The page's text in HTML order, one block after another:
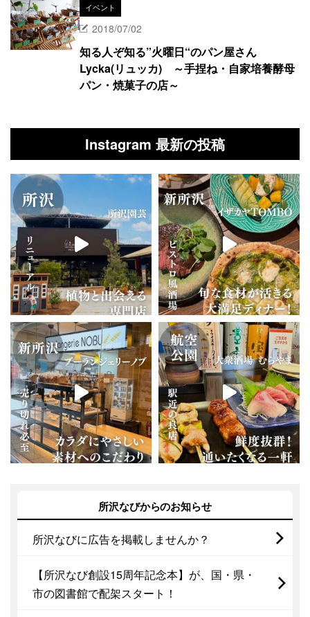
イベント
2018/07/02
知る人ぞ知る”火曜日“のパン屋さん
Lycka(リュッカ) ～手捏ね・自家培養酵母
パン・焼菓子の店～
Instagram 最新の投稿
所沢なびからのお知らせ
所沢なびに広告を掲載しませんか？
【所沢なび創設15周年記念本】が、国・県・
市の図書館で配架スタート！